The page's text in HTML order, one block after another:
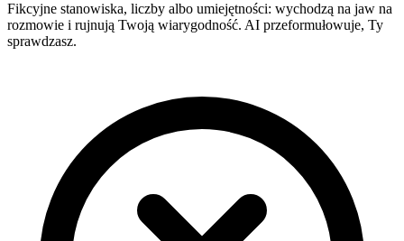
Fikcyjne stanowiska, liczby albo umiejętności: wychodzą na jaw na
rozmowie i rujnują Twoją wiarygodność. AI przeformułowuje, Ty
sprawdzasz.